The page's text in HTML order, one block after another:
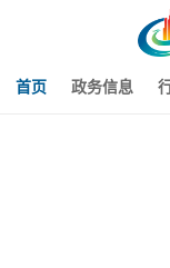
首页 政务信息